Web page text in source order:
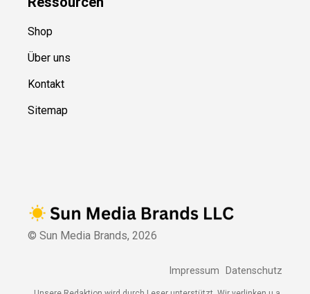
Shop
Über uns
Kontakt
Sitemap
© Sun Media Brands, 2026
Impressum Datenschutz